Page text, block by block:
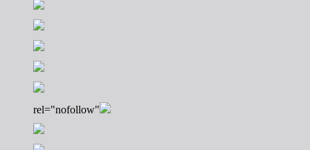
rel="nofollow"